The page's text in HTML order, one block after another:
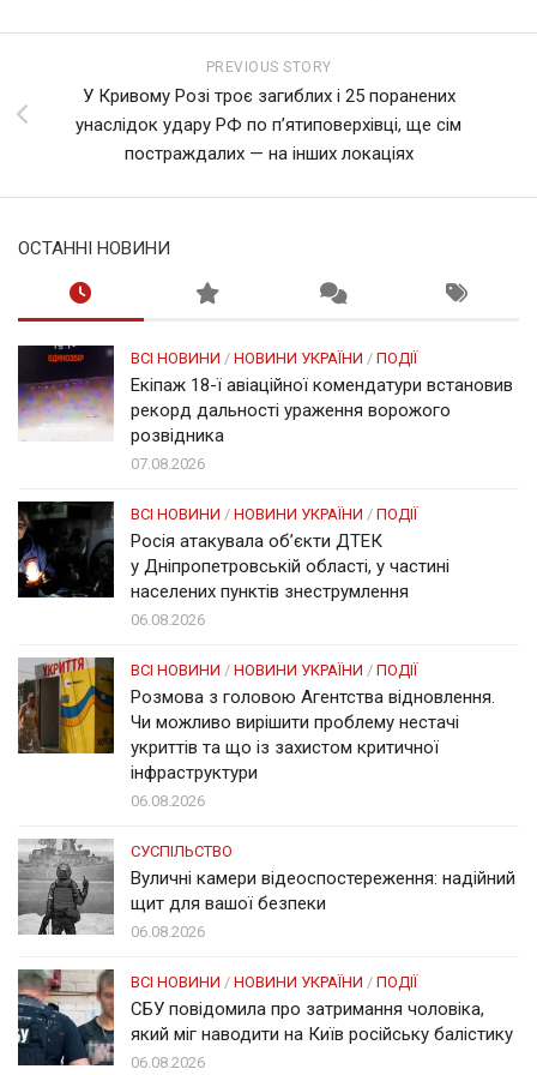
PREVIOUS STORY
У Кривому Розі троє загиблих і 25 поранених
унаслідок удару РФ по п’ятиповерхівці, ще сім
постраждалих — на інших локаціях
ОСТАННІ НОВИНИ
ВСІ НОВИНИ / НОВИНИ УКРАЇНИ / ПОДІЇ
Екіпаж 18-ї авіаційної комендатури встановив
рекорд дальності ураження ворожого
розвідника
07.08.2026
ВСІ НОВИНИ / НОВИНИ УКРАЇНИ / ПОДІЇ
Росія атакувала об’єкти ДТЕК
у Дніпропетровській області, у частині
населених пунктів знеструмлення
06.08.2026
ВСІ НОВИНИ / НОВИНИ УКРАЇНИ / ПОДІЇ
Розмова з головою Агентства відновлення.
Чи можливо вирішити проблему нестачі
укриттів та що із захистом критичної
інфраструктури
06.08.2026
СУСПІЛЬСТВО
Вуличні камери відеоспостереження: надійний
щит для вашої безпеки
06.08.2026
ВСІ НОВИНИ / НОВИНИ УКРАЇНИ / ПОДІЇ
СБУ повідомила про затримання чоловіка,
який міг наводити на Київ російську балістику
06.08.2026